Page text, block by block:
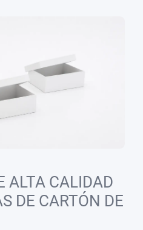
ALTA CALIDAD
DE CARTÓN DE